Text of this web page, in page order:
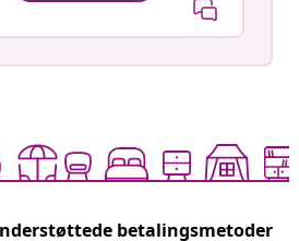
betalingsmetoder